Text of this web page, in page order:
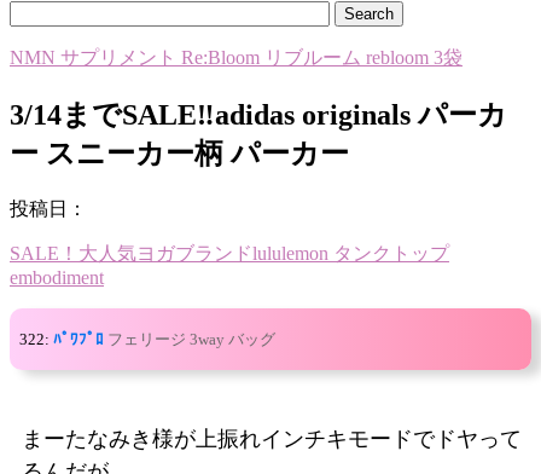
NMN サプリメント Re:Bloom リブルーム rebloom 3袋
3/14までSALE‼️adidas originals パーカ
ー スニーカー柄 パーカー
投稿日：
SALE！大人気ヨガブランドlululemon タンクトップ
embodiment
322: ﾊﾟﾜﾌﾟﾛ フェリージ 3way バッグ
まーたなみき様が上振れインチキモードでドヤって